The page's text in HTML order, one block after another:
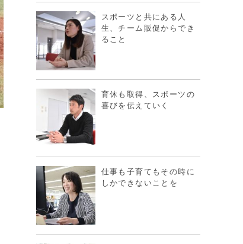
スポーツと共にある人
生、チーム販促からでき
ること
育休も取得、スポーツの
喜びを伝えていく
仕事も子育てもその時に
しかできないことを